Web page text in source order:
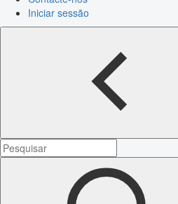
Iniciar sessão